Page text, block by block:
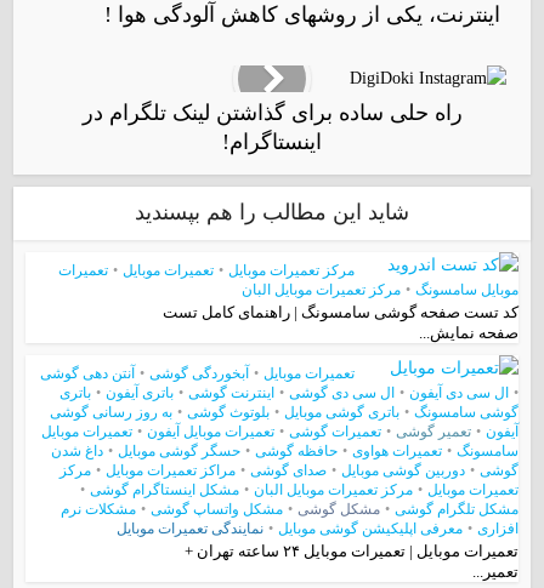
اینترنت، یکی از روشهای کاهش آلودگی هوا !
راه حلی ساده برای گذاشتن لینک تلگرام در
اینستاگرام!
شاید این مطالب را هم بپسندید
مرکز تعمیرات موبایل • تعمیرات موبایل • تعمیرات
موبایل سامسونگ • مرکز تعمیرات موبایل البان
کد تست صفحه گوشی سامسونگ | راهنمای کامل تست
صفحه نمایش...
تعمیرات موبایل • آبخوردگی گوشی • آنتن دهی گوشی
• ال سی دی آیفون • ال سی دی گوشی • اینترنت گوشی • باتری آیفون • باتری
گوشی سامسونگ • باتری گوشی موبایل • بلوتوث گوشی • به روز رسانی گوشی
آیفون • تعمیر گوشی • تعمیرات گوشی • تعمیرات موبایل آیفون • تعمیرات موبایل
سامسونگ • تعمیرات هواوی • حافظه گوشی • حسگر گوشی موبایل • داغ شدن
گوشی • دوربین گوشی موبایل • صدای گوشی • مراکز تعمیرات موبایل • مرکز
تعمیرات موبایل • مرکز تعمیرات موبایل البان • مشکل اینستاگرام گوشی •
مشکل تلگرام گوشی • مشکل گوشی • مشکل واتساپ گوشی • مشکلات نرم
افزاری • معرفی اپلیکیشن گوشی موبایل • نمایندگی تعمیرات موبایل
تعمیرات موبایل | تعمیرات موبایل ۲۴ ساعته تهران +
تعمیر...